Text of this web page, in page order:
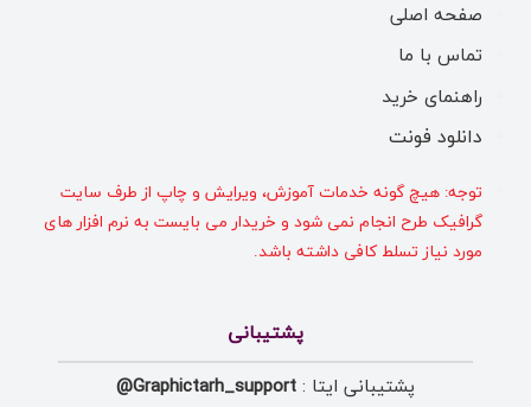
صفحه اصلی
تماس با ما
راهنمای خرید
دانلود فونت
توجه: هیچ گونه خدمات آموزش، ویرایش و چاپ از طرف سایت
گرافیک طرح انجام نمی شود و خریدار می بایست به نرم افزار های
مورد نیاز تسلط کافی داشته باشد.
پشتیبانی
پشتیبانی ایتا : Graphictarh_support@